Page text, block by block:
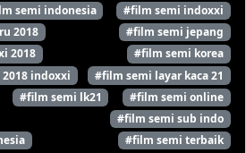
semi indonesia
#film semi indoxxi
2018
#film semi jepang
2018
#film semi korea
indoxxi
#film semi layar kaca 21
#film semi lk21
#film semi online
#film semi sub indo
#film semi terbaik